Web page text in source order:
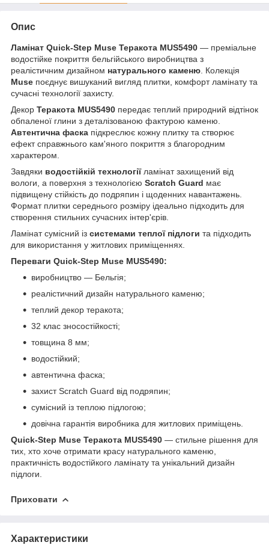
Опис
Ламінат Quick-Step Muse Теракота MUS5490 — преміальне
водостійке покриття бельгійського виробництва з
реалістичним дизайном натурального каменю . Колекція
Muse поєднує вишуканий вигляд плитки, комфорт ламінату та
сучасні технології захисту.
Декор Теракота MUS5490 передає теплий природний відтінок
обпаленої глини з деталізованою фактурою каменю.
Автентична фаска підкреслює кожну плитку та створює
ефект справжнього кам'яного покриття з благородним
характером.
Завдяки водостійкій технологіїламінат захищений від
вологи, а поверхня з технологією Scratch Guard має
підвищену стійкість до подряпин і щоденних навантажень.
Формат плитки середнього розміру ідеально підходить для
створення стильних сучасних інтер'єрів.
Ламінат сумісний із системами теплої підлоги та підходить
для використання у житлових приміщеннях.
Переваги Quick-Step Muse MUS5490:
виробництво — Бельгія;
реалістичний дизайн натурального каменю;
теплий декор теракота;
32 клас зносостійкості;
товщина 8 мм;
водостійкий;
автентична фаска;
захист Scratch Guard від подряпин;
сумісний із теплою підлогою;
довічна гарантія виробника для житлових приміщень.
Quick-Step Muse Теракота MUS5490 — стильне рішення для
тих, хто хоче отримати красу натурального каменю,
практичність водостійкого ламінату та унікальний дизайн
підлоги.
Приховати
Характеристики